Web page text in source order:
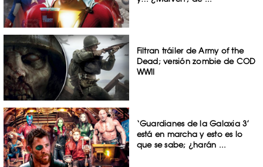
Filtran tráiler de Army of the
Dead; versión zombie de COD
WWII
‘Guardianes de la Galaxia 3’
está en marcha y esto es lo
que se sabe; ¿harán ...